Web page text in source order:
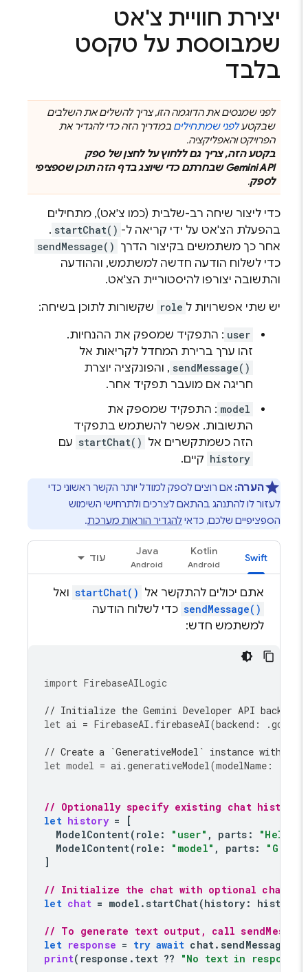
יצירת חוויית צ'אט
שמבוססת על טקסט
בלבד
לפני שמנסים את הדוגמה הזו, צריך להשלים את השלבים
שבקטעלפני שמתחיליםבמדריך הזה כדי להגדיר את
הפרויקט והאפליקציה.
בקטע הזה, צריך גם ללחוץ על לחצן של ספק
Gemini APIשבחרתם כדי שיוצג בדף הזה תוכן שספציפי
לספק.
כדי ליצור שיחה רב-שלבית (כמו צ'אט), מתחילים
בהפעלת הצ'אט על ידי קריאה ל- startChat()
.
אחר כך משתמשים בקיצור הדרך sendMessage()
כדי לשלוח הודעה חדשה למשתמש, וההודעה
והתשובה יצורפו להיסטוריית הצ'אט.
יש שתי אפשרויות ל role שקשורות לתוכן בשיחה:
user : התפקיד שמספק את ההנחיות.
זהו ערך ברירת המחדל לקריאות אל
sendMessage() , והפונקציה יוצרת
חריגה אם מועבר תפקיד אחר.
model : התפקיד שמספק את
התשובות. אפשר להשתמש בתפקיד
הזה כשמתקשרים אל startChat() עם
history קיים.
הערה:אם רוצים לספק למודל יותר הקשר ראשוני כדי
לעזור לו להתנהג בהתאם לצרכים ולתרחישי השימוש
הספציפיים שלכם, כדאילהגדיר הוראות מערכת.
Swift
Kotlin
Java
עוד
אתם יכולים להתקשר אל startChat() ואל
sendMessage() כדי לשלוח הודעה
למשתמש חדש:
import FirebaseAILogic
// Initialize the Gemini Developer API
let ai = FirebaseAI.firebaseAI(backend .
// Create a `GenerativeModel` instance with a
let model = ai.generativeModel(modelName
// Optionally specify existing chat history
let history
ModelContent (role "user" , parts
ModelContent (role "model" , parts
// Initialize the chat with optional chat
let chat = model .startChat(history : history
// To generate text output, call
let
response = try await chat .sendMessage
print (response .text ?? "No text in